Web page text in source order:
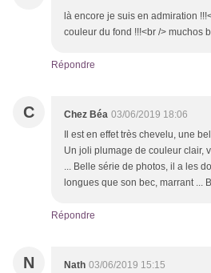
là encore je suis en admiration
couleur du fond !!!<br /> muchos
Répondre
C Chez Béa 03/06/2019 18:06
Il est en effet très chevelu, une
Un joli plumage de couleur clair,
... Belle série de photos, il a les
longues que son bec, marrant ...
Répondre
N Nath 03/06/2019 15:15